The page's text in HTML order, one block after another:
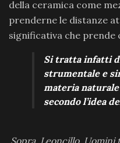
della ceramica come
prenderne le distanze
significativa che prende
Si tratta infatti
strumentale e
materia
secondo l’idea